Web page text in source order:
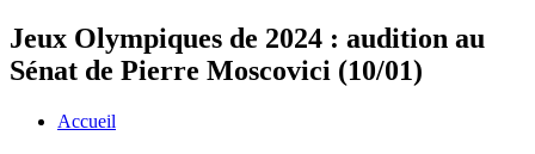
Jeux Olympiques de 2024 : audition au
Sénat de Pierre Moscovici (10/01)
Accueil